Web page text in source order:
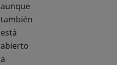
aunque
también
está
abierto
a